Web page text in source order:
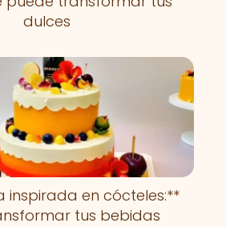
dulces
inspirada en cócteles:**
tus bebidas